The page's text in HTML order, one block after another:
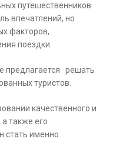
путешественников
впечатлений, но
факторов,
поездки.
предлагается решать
туристов.
качественного и
а также его
стать именно